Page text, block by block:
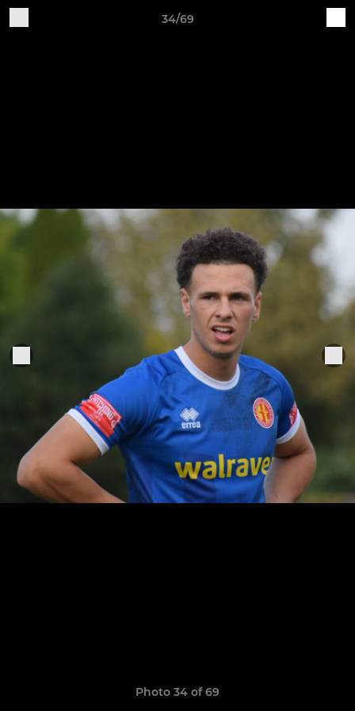
34/69
Photo 34 of 69